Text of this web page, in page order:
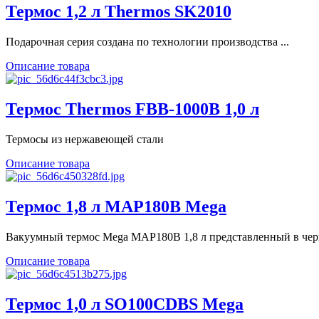
Термос 1,2 л Thermos SK2010
Подарочная серия создана по технологии производства ...
Описание товара
Термос Thermos FBB-1000B 1,0 л
Термосы из нержавеющей стали
Описание товара
Термос 1,8 л МАР180В Mega
Вакуумный термос Mega МАР180В 1,8 л представленный в
Описание товара
Термос 1,0 л SO100CDBS Mega